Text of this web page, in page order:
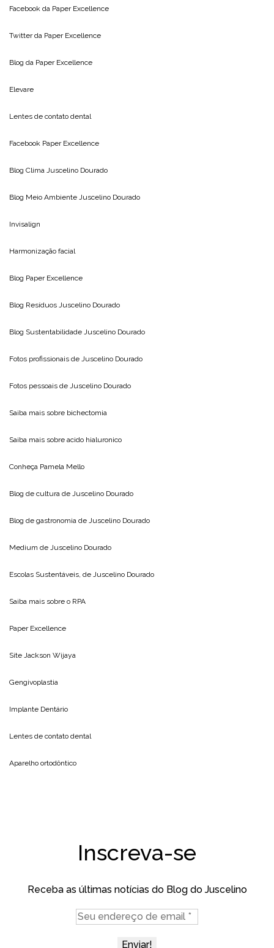
Facebook da Paper Excellence
Twitter da Paper Excellence
Blog da Paper Excellence
Elevare
Lentes de contato dental
Facebook Paper Excellence
Blog Clima Juscelino Dourado
Blog Meio Ambiente Juscelino Dourado
Invisalign
Harmonização facial
Blog Paper Excellence
Blog Resíduos Juscelino Dourado
Blog Sustentabilidade Juscelino Dourado
Fotos profissionais de Juscelino Dourado
Fotos pessoais de Juscelino Dourado
Saiba mais sobre bichectomia
Saiba mais sobre acido hialuronico
Conheça Pamela Mello
Blog de cultura de Juscelino Dourado
Blog de gastronomia de Juscelino Dourado
Medium de Juscelino Dourado
Escolas Sustentáveis, de Juscelino Dourado
Saiba mais sobre o RPA
Paper Excellence
Site Jackson Wijaya
Gengivoplastia
Implante Dentário
Lentes de contato dental
Aparelho ortodôntico
Inscreva-se
Receba as últimas notícias do Blog do Juscelino